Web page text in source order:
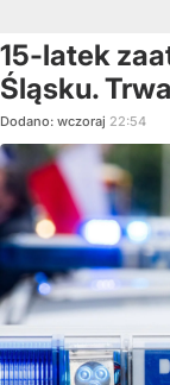
15-latek
Śląsku.
Dodano: wczoraj 22:54